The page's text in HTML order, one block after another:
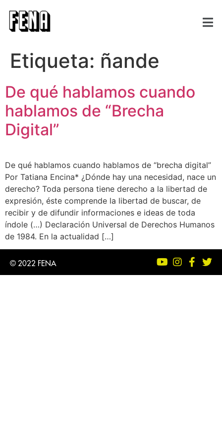
Etiqueta: ñande
De qué hablamos cuando
hablamos de “Brecha
Digital”
De qué hablamos cuando hablamos de “brecha digital”
Por Tatiana Encina* ¿Dónde hay una necesidad, nace un
derecho? Toda persona tiene derecho a la libertad de
expresión, éste comprende la libertad de buscar, de
recibir y de difundir informaciones e ideas de toda
índole (…) Declaración Universal de Derechos Humanos
de 1984. En la actualidad […]
© 2022 FENA